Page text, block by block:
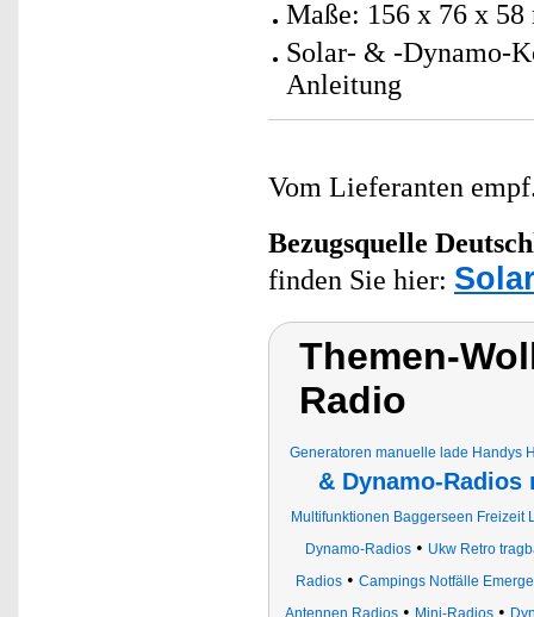
Maße: 156 x 76 x
Solar- & -Dynamo-
Anleitung
Vom Lieferanten
Bezugsquelle
finden Sie hier:
Themen-
Radio
Generatoren manuelle lade Handys
& Dynamo-
Multifunktionen Baggerseen Freizeit
Dynamo-Radios • Ukw Retro
Radios• Campings Notfälle
Antennen Radios• Mini-Radios•